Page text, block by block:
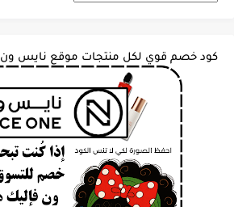
كود خصم قوي لكل منتجات موقع نايس ون Nice One